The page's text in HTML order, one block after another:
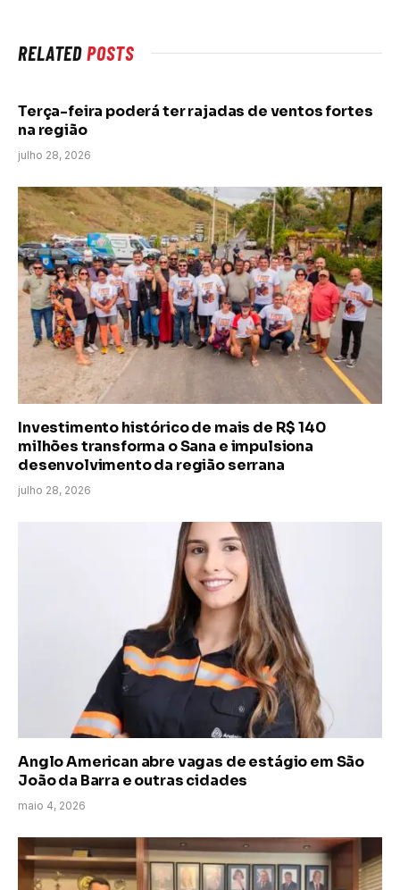
RELATEDPOSTS
Terça-feira poderá ter rajadas de ventos fortes
na região
julho 28, 2026
Investimento histórico de mais de R$ 140
milhões transforma o Sana e impulsiona
desenvolvimento da região serrana
julho 28, 2026
Anglo American abre vagas de estágio em São
João da Barra e outras cidades
maio 4, 2026